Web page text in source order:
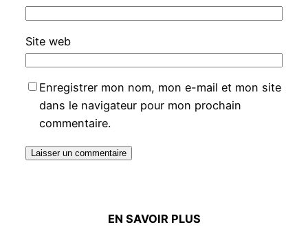
Site web
Enregistrer mon nom, mon e-mail et mon site
dans le navigateur pour mon prochain
commentaire.
EN SAVOIR PLUS